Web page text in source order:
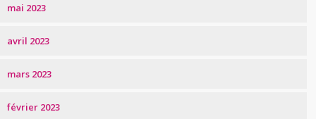
mai 2023
avril 2023
mars 2023
février 2023